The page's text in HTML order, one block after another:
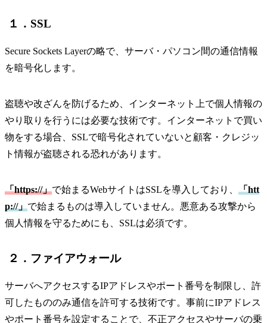
１．SSL
Secure Sockets Layerの略で、サーバ・パソコン間の通信情報
を暗号化します。
盗聴や改ざんを防げるため、インターネット上で個人情報の
やり取りを行うには必要な技術です。インターネットで買い
物をする場合、SSLで暗号化されていないと顧客・クレジッ
ト情報が盗聴される恐れがあります。
「https://」で始まるWebサイトはSSLを導入しており、 「htt
p://」で始まるものは導入していません。悪意ある攻撃から
個人情報を守るためにも、SSLは必須です。
２．ファイアウォール
サーバへアクセスするIPアドレスやポート番号を制限し、許
可したもののみ通信を許可する技術です。事前にIPアドレス
やポート番号を設定することで、不正アクセスやサーバの乗